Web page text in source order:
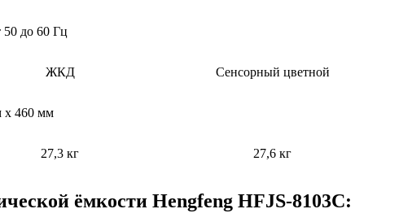
50 до 60 Гц
ЖКД Сенсорный цветной
х 460 мм
27,3 кг 27,6 кг
ёмкости Hengfeng HFJS-8103C: